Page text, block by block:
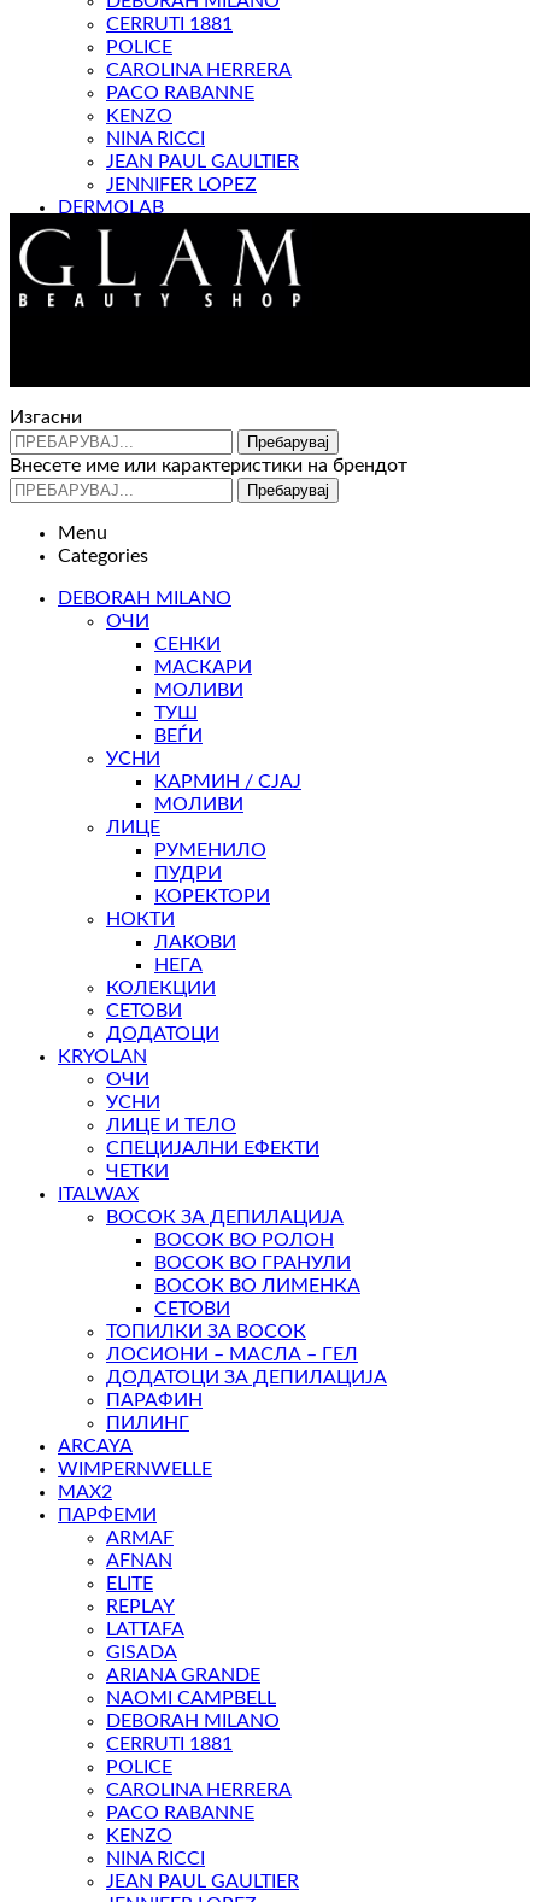
CERRUTI 1881
POLICE
CAROLINA HERRERA
PACO RABANNE
KENZO
NINA RICCI
JEAN PAUL GAULTIER
JENNIFER LOPEZ
DERMOLAB
МАГАЗИН
Изгасни
Пребарувај
Внесете име или карактеристики на брендот
Пребарувај
Menu
Categories
DEBORAH MILANO
ОЧИ
СЕНКИ
МАСКАРИ
МОЛИВИ
ТУШ
ВЕЃИ
УСНИ
КАРМИН / СЈАЈ
МОЛИВИ
ЛИЦЕ
РУМЕНИЛО
ПУДРИ
КОРЕКТОРИ
НОКТИ
ЛАКОВИ
НЕГА
КОЛЕКЦИИ
СЕТОВИ
ДОДАТОЦИ
KRYOLAN
ОЧИ
УСНИ
ЛИЦЕ И ТЕЛО
СПЕЦИЈАЛНИ ЕФЕКТИ
ЧЕТКИ
ITALWAX
ВОСОК ЗА ДЕПИЛАЦИЈА
ВОСОК ВО РОЛОН
ВОСОК ВО ГРАНУЛИ
ВОСОК ВО ЛИМЕНКА
СЕТОВИ
ТОПИЛКИ ЗА ВОСОК
ЛОСИОНИ – МАСЛА – ГЕЛ
ДОДАТОЦИ ЗА ДЕПИЛАЦИЈА
ПАРАФИН
ПИЛИНГ
ARCAYA
WIMPERNWELLE
MAX2
ПАРФЕМИ
ARMAF
AFNAN
ELITE
REPLAY
LATTAFA
GISADA
ARIANA GRANDE
NAOMI CAMPBELL
DEBORAH MILANO
CERRUTI 1881
POLICE
CAROLINA HERRERA
PACO RABANNE
KENZO
NINA RICCI
JEAN PAUL GAULTIER